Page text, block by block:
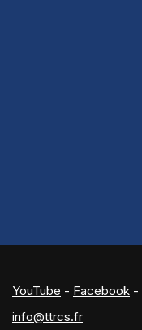
YouTube - Facebook -
info@ttrcs.fr